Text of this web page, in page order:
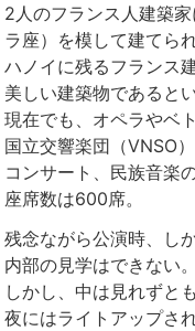
2人のフランス人建築
ラ座）を模して建てられ
ハノイに残るフランス
美しい建築物であると
現在でも、オペラやベ
国立交響楽団（VNSO
コンサート、民族音楽
座席数は600席。
残念ながら公演時、し
内部の見学はできない。
しかし、中は見れずと
夜にはライトアップさ